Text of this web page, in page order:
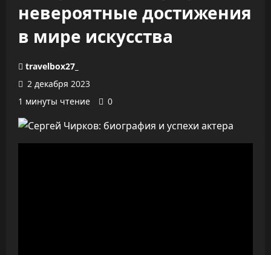
невероятные достижения
в мире искусства
travelbox27_
2 декабря 2023
1 минуты чтение
0